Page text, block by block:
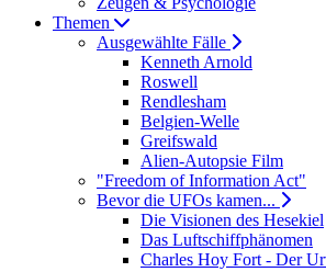
Themen
Ausgewählte Fälle
Kenneth Arnold
Roswell
Rendlesham
Belgien-Welle
Greifswald
Alien-Autopsie Film
"Freedom of Information Act"
Bevor die UFOs kamen...
Die Visionen des Hesekiel
Das Luftschiffphänomen
Charles Hoy Fort - Der